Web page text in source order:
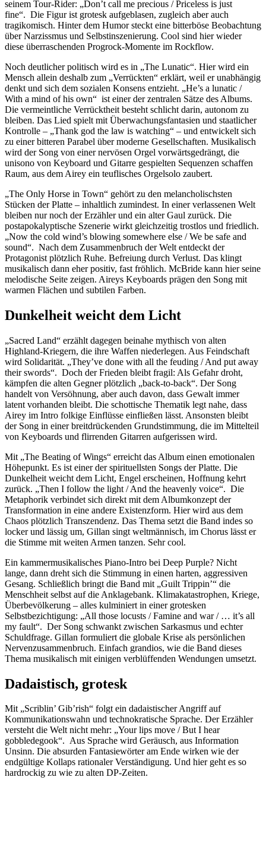
seinem Tour-Rider: „Don’t call me precious / Priceless is just
fine“. Die Figur ist grotesk aufgeblasen, zugleich aber auch
tragikomisch. Hinter dem Humor steckt eine bitterböse Beobachtung
über Narzissmus und Selbstinszenierung. Cool sind hier wieder
diese überraschenden Progrock-Momente im Rockflow.
Noch deutlicher politisch wird es in „The Lunatic“. Hier wird ein
Mensch allein deshalb zum „Verrückten“ erklärt, weil er unabhängig
denkt und sich dem sozialen Konsens entzieht. „He’s a lunatic /
With a mind of his own“ ist einer der zentralen Sätze des Albums.
Die vermeintliche Verrücktheit besteht schlicht darin, autonom zu
bleiben. Das Lied spielt mit Überwachungsfantasien und staatlicher
Kontrolle – „Thank god the law is watching“ – und entwickelt sich
zu einer bitteren Parabel über moderne Gesellschaften. Musikalisch
wird der Song von einer nervösen Orgel vorwärtsgedrängt, die
unisono von Keyboard und Gitarre gespielten Sequenzen schaffen
Raum, aus dem Airey ein teuflisches Orgelsolo zaubert.
„The Only Horse in Town“ gehört zu den melancholischsten
Stücken der Platte – inhaltlich zumindest. In einer verlassenen Welt
bleiben nur noch der Erzähler und ein alter Gaul zurück. Die
postapokalyptische Szenerie wirkt gleichzeitig trostlos und friedlich.
„Now the cold wind’s blowing somewhere else / We be safe and
sound“. Nach dem Zusammenbruch der Welt entdeckt der
Protagonist plötzlich Ruhe. Befreiung durch Verlust. Das klingt
musikalisch dann eher positiv, fast fröhlich. McBride kann hier seine
melodische Seite zeigen. Aireys Keyboards prägen den Song mit
warmen Flächen und subtilen Farben.
Dunkelheit weicht dem Licht
„Sacred Land“ erzählt dagegen beinahe mythisch von alten
Highland-Kriegern, die ihre Waffen niederlegen. Aus Feindschaft
wird Solidarität. „They’ve done with all the feuding / And put away
their swords“. Doch der Frieden bleibt fragil: Als Gefahr droht,
kämpfen die alten Gegner plötzlich „back-to-back“. Der Song
handelt von Versöhnung, aber auch davon, dass Gewalt immer
latent vorhanden bleibt. Die schottische Thematik legt nahe, dass
Airey im Intro folkige Einflüsse einfließen lässt. Ansonsten bleibt
der Song in einer breitdrückenden Grundstimmung, die im Mittelteil
von Keyboards und flirrenden Gitarren aufgerissen wird.
Mit „The Beating of Wings“ erreicht das Album einen emotionalen
Höhepunkt. Es ist einer der spirituellsten Songs der Platte. Die
Dunkelheit weicht dem Licht, Engel erscheinen, Hoffnung kehrt
zurück. „Then I follow the light / And the heavenly voice“. Die
Metaphorik verbindet sich direkt mit dem Albumkonzept der
Transformation in eine andere Existenzform. Hier wird aus dem
Chaos plötzlich Transzendenz. Das Thema setzt die Band indes so
locker und lässig um, Gillan singt weltmännisch, im Chorus lässt er
die Stimme mit weiten Armen tanzen. Sehr cool.
Ein kammermusikalisches Piano-Intro bei Deep Purple? Nicht
lange, dann dreht sich die Stimmung in einen harten, aggressiven
Gesang. Schließlich bringt die Band mit „Guilt Trippin’“ die
Menschheit selbst auf die Anklagebank. Klimakatastrophen, Kriege,
Überbevölkerung – alles kulminiert in einer grotesken
Selbstbezichtigung: „All those locusts / Famine and war / … it’s all
my fault“. Der Song schwankt zwischen Sarkasmus und echter
Schuldfrage. Gillan formuliert die globale Krise als persönlichen
Nervenzusammenbruch. Einfach grandios, wie die Band dieses
Thema musikalisch mit einigen verblüffenden Wendungen umsetzt.
Dadaistisch, grotesk
Mit „Scriblin’ Gib’rish“ folgt ein dadaistischer Angriff auf
Kommunikationswahn und technokratische Sprache. Der Erzähler
versteht die Welt nicht mehr: „Your lips move / But I hear
gobbledegook“. Aus Sprache wird Geräusch, aus Information
Unsinn. Die absurden Fantasiewörter am Ende wirken wie der
endgültige Kollaps rationaler Verständigung. Und hier geht es so
hardrockig zu wie zu alten DP-Zeiten.